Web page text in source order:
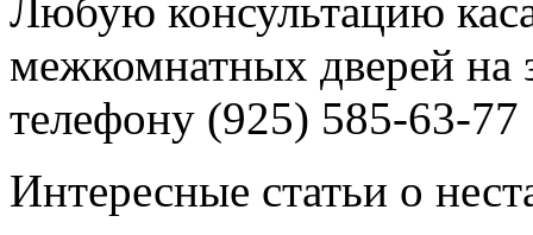
Любую консультацию
межкомнатных дверей на
телефону (925) 585-63-77
Интересные статьи о